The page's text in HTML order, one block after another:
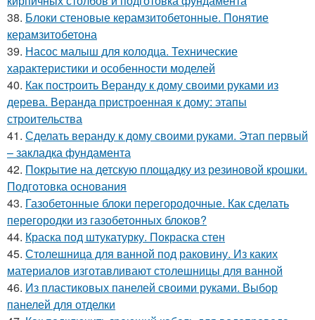
38. Блоки стеновые керамзитобетонные. Понятие
керамзитобетона
39. Насос малыш для колодца. Технические
характеристики и особенности моделей
40. Как построить Веранду к дому своими руками из
дерева. Веранда пристроенная к дому: этапы
строительства
41. Сделать веранду к дому своими руками. Этап первый
– закладка фундамента
42. Покрытие на детскую площадку из резиновой крошки.
Подготовка основания
43. Газобетонные блоки перегородочные. Как сделать
перегородки из газобетонных блоков?
44. Краска под штукатурку. Покраска стен
45. Столешница для ванной под раковину. Из каких
материалов изготавливают столешницы для ванной
46. Из пластиковых панелей своими руками. Выбор
панелей для отделки